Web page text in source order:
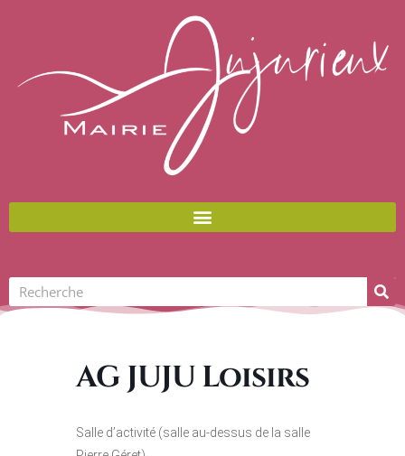
Rechercher
AG JUJU Loisirs
Salle d’activité (salle au-dessus de la salle